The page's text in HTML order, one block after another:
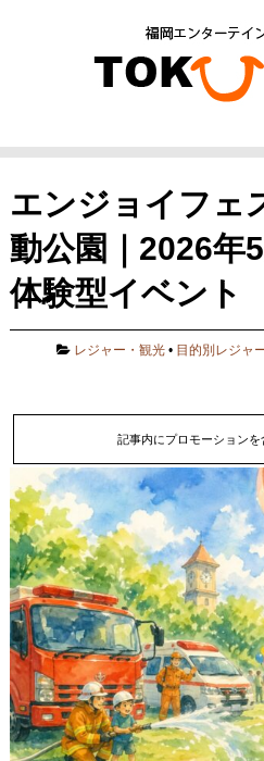
エンジョイフェ
動公園｜2026年
体験型イベント
レジャー・観光 • 目的別レジャ
記事内にプロモーション